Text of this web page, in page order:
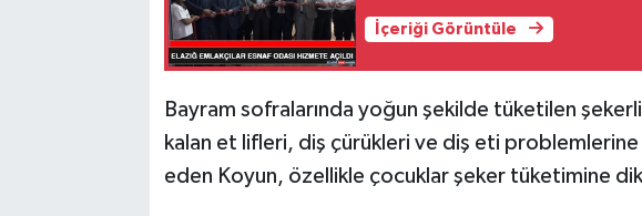
İçeriği Görüntüle
Bayram sofralarında yoğun şekilde tüketilen
kalan et lifleri, diş çürükleri ve diş eti
eden Koyun, özellikle çocuklar şeker tüketimine